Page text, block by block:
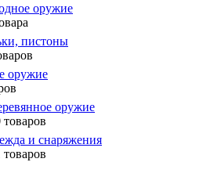
оружие
пистоны
оружие
оружие
товаров
и снаряжения
товаров